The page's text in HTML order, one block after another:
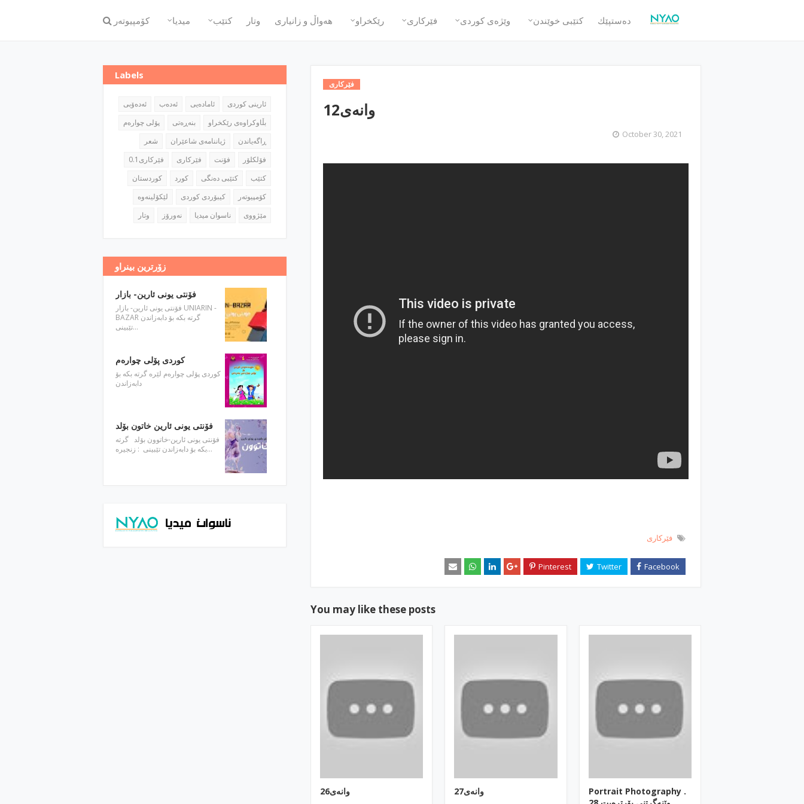
ده‌ستپێك كتێبی خوێندن وێژه‌ی كوردی فێركاری رێكخراو هه‌واڵ و زانیاری وتار كتێب میدیا كۆمپیوته‌ر
فێركاری
وانه‌ی12
October 30, 2021
فێركاری
You may like these posts
Portrait Photography .
وانه‌ی27 وانه‌ی26
Labels
ئارینی كوردی ئاماده‌یی ئه‌ده‌ب
ئه‌ده‌ۆبی
بڵاوكراوه‌ی رێكخراو
بنه‌ڕه‌تی
پۆلی چواره‌م
ڕاگه‌یاندن
ژیاننامه‌ی شاعێران
شعر
فۆلكلۆر
فۆنت فێركاری
فێركاری0.1
كتێب
كتێبی ده‌نگی كورد
كوردستان
كۆمپیوته‌ر
كیبۆردی كوردی
مێژووی
ناسوان میدیا نه‌ورۆز وتار
زۆرترین بینراو
فۆنتی یونی ئارین- بازار
فۆنتی یونی ئارین- بازار UNIARIN -
BAZAR گرته‌ بكه‌ بۆ دابه‌زاندن
تێبینی…
كوردی پۆلی چواره‌م
كوردی پۆلی چواره‌م لێره‌ گرته‌ بكه‌ بۆ
دابه‌زاندن
فۆنتی یونی ئارین خاتون بۆلد
فۆنتی یونی ئارین-خاتوون بۆلد گرته‌
بكه‌ بۆ دابه‌زاندن تێبینی : زنجیره…